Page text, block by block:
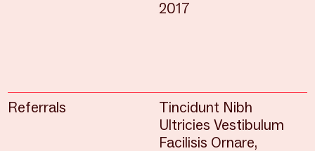
2017
Referrals
Tincidunt Nibh
Ultricies Vestibulum
Facilisis Ornare,